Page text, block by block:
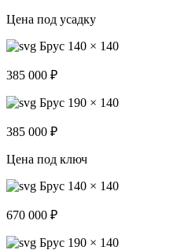
Цена под усадку
Брус 140 × 140
385 000 ₽
Брус 190 × 140
385 000 ₽
Цена под ключ
Брус 140 × 140
670 000 ₽
Брус 190 × 140